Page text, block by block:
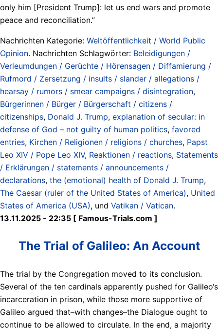
only him [President Trump]: let us end wars and promote
peace and reconciliation.”
Nachrichten Kategorie: Weltöffentlichkeit / World Public
Opinion. Nachrichten Schlagwörter: Beleidigungen /
Verleumdungen / Gerüchte / Hörensagen / Diffamierung /
Rufmord / Zersetzung / insults / slander / allegations /
hearsay / rumors / smear campaigns / disintegration,
Bürgerinnen / Bürger / Bürgerschaft / citizens /
citizenships, Donald J. Trump, explanation of secular: in
defense of God – not guilty of human politics, favored
entries, Kirchen / Religionen / religions / churches, Papst
Leo XIV / Pope Leo XIV, Reaktionen / reactions, Statements
/ Erklärungen / statements / announcements /
declarations, the (emotional) health of Donald J. Trump,
The Caesar (ruler of the United States of America), United
States of America (USA), und Vatikan / Vatican.
13.11.2025 - 22:35 [ Famous-Trials.com ]
The Trial of Galileo: An Account
The trial by the Congregation moved to its conclusion.
Several of the ten cardinals apparently pushed for Galileo‘s
incarceration in prison, while those more supportive of
Galileo argued that–with changes–the Dialogue ought to
continue to be allowed to circulate. In the end, a majority